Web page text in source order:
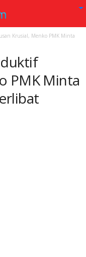
Krusial, Menko PMK Minta
PMK Minta